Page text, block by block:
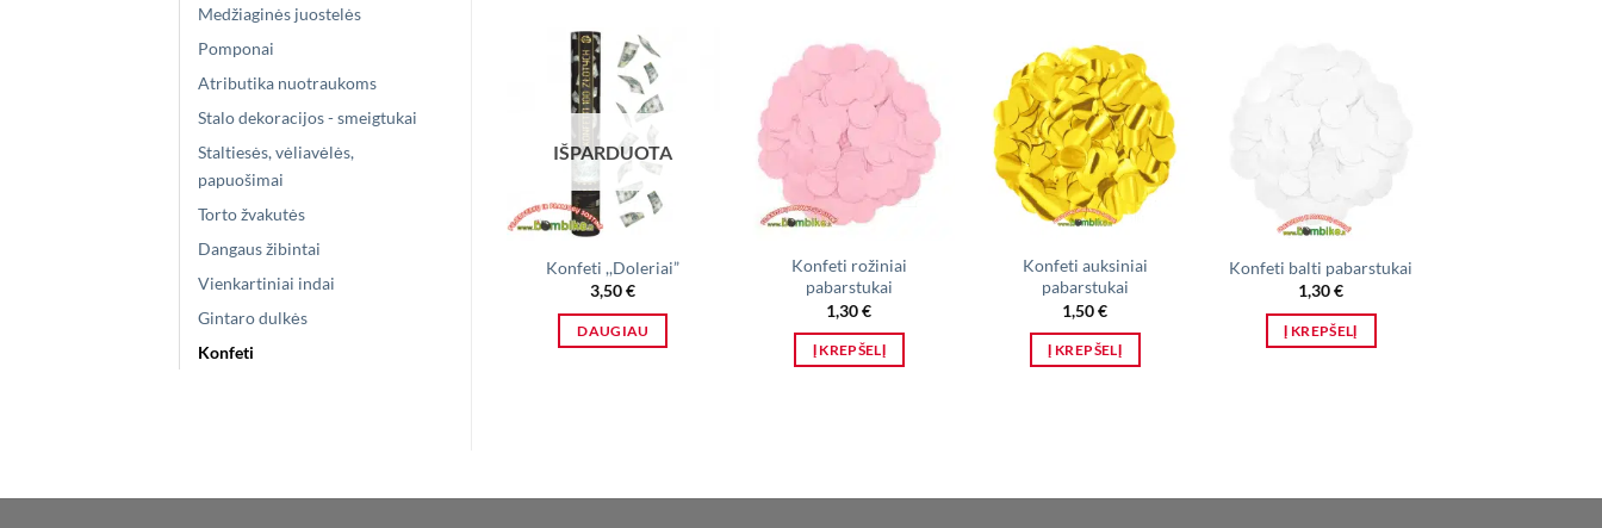
Medžiaginės juostelės
Pomponai
Atributika nuotraukoms
Stalo dekoracijos - smeigtukai
Staltiesės, vėliavėlės,
papuošimai
Torto žvakutės
Dangaus žibintai
Vienkartiniai indai
Gintaro dulkės
Konfeti
IŠPARDUOTA
Konfeti ,,Doleriai”
3,50€
DAUGIAU
Konfeti rožiniai
pabarstukai
1,30€
Į KREPŠELĮ
Konfeti auksiniai
pabarstukai
1,50€
Į KREPŠELĮ
Konfeti balti pabarstukai
1,30€
Į KREPŠELĮ